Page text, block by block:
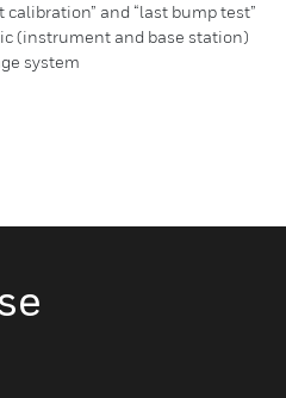
and “last bump test”
(instrument and base station)
system